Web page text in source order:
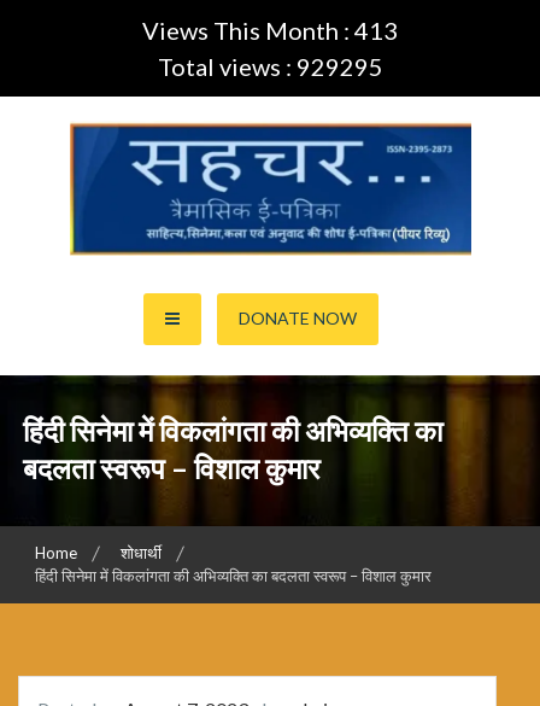
Views This Month : 413
Total views : 929295
सहचर ई-पत्रिका… (ISSN:2395-
2873)
DONATE NOW
हिंदी सिनेमा में विकलांगता की अभिव्यक्ति का
बदलता स्वरूप – विशाल कुमार
Home
शोधार्थी
हिंदी सिनेमा में विकलांगता की अभिव्यक्ति का बदलता स्वरूप – विशाल कुमार